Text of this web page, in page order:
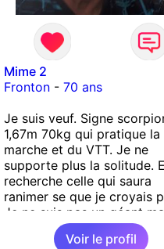
Mime 2
Fronton- 70 ans
Je suis veuf. Signe
1,67m 70kg qui pratique la
marche et du VTT. Je ne
supporte plus la solitude.
recherche celle qui saura
ranimer se que je croyais
Je ne suis pas un géant
un gros coeur. Je supporte
le mensonge l'hypocrisie.
Voir le profil